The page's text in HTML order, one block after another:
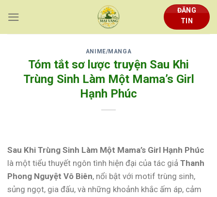
content
ĐĂNG
TIN
ANIME/MANGA
Tóm tắt sơ lược truyện Sau Khi
Trùng Sinh Làm Một Mama’s Girl
Hạnh Phúc
Sau Khi Trùng Sinh Làm Một Mama’s Girl Hạnh Phúc
là một tiểu thuyết ngôn tình hiện đại của tác giả Thanh
Phong Nguyệt Vô Biên, nổi bật với motif trùng sinh,
sủng ngọt, gia đấu, và những khoảnh khắc ấm áp, cảm